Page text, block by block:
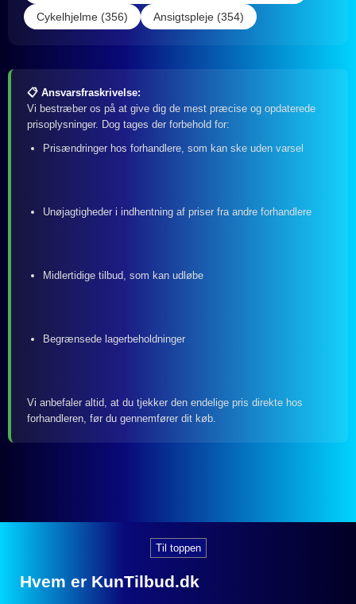
Cykelhjelme (356)
Ansigtspleje (354)
📋 Ansvarsfraskrivelse:
Vi bestræber os på at give dig de mest præcise og opdaterede
prisoplysninger. Dog tages der forbehold for:
Prisændringer hos forhandlere, som kan ske uden varsel
Unøjagtigheder i indhentning af priser fra andre forhandlere
Midlertidige tilbud, som kan udløbe
Begrænsede lagerbeholdninger
Vi anbefaler altid, at du tjekker den endelige pris direkte hos
forhandleren, før du gennemfører dit køb.
Til toppen
Hvem er KunTilbud.dk